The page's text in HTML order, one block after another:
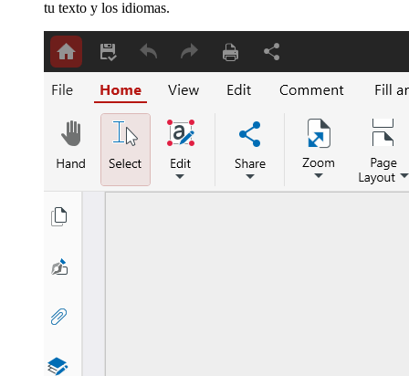
tu texto y los idiomas.